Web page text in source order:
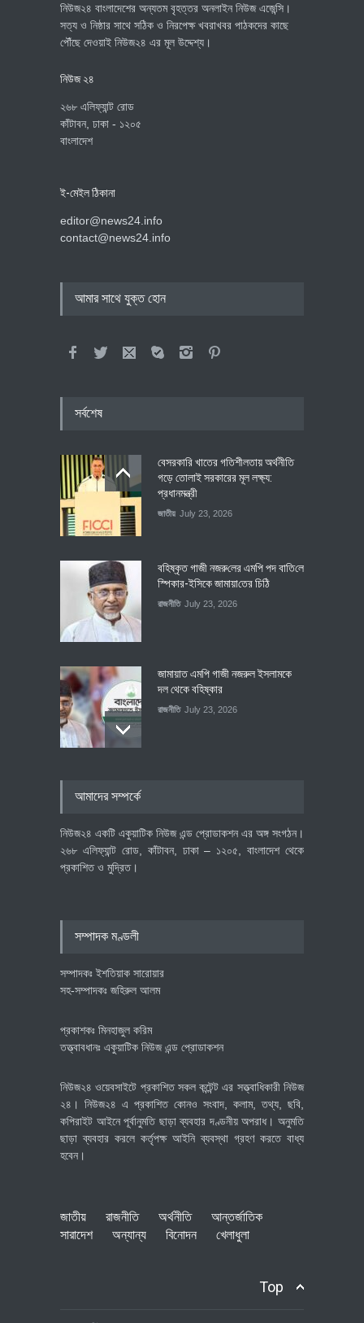
নিউজ২৪ বাংলাদেশের অন্যতম বৃহত্তর অনলাইন নিউজ এজেন্সি।
সত্য ও নিষ্ঠার সাথে সঠিক ও নিরপেক্ষ খবরাখবর পাঠকদের কাছে
পৌঁছে দেওয়াই নিউজ২৪ এর মূল উদ্দেশ্য।
নিউজ ২৪
২৬৮ এলিফ্যান্ট রোড
কাঁটাবন, ঢাকা - ১২০৫
বাংলাদেশ
ই-মেইল ঠিকানা
editor@news24.info
contact@news24.info
আমার সাথে যুক্ত হোন
সর্বশেষ
বেসরকারি খাতের গতিশীলতায় অর্থনীতি
গড়ে তোলাই সরকারের মূল লক্ষ্য:
প্রধানমন্ত্রী
জাতীয় July 23, 2026
বহিষ্কৃত গাজী নজরু‌লের এম‌পি পদ বা‌তি‌লে
স্পিকার-ইসিকে জামায়া‌তের চি‌ঠি
রাজনীতি July 23, 2026
জামায়াত এমপি গাজী নজরুল ইসলামকে
দল থেকে বহিষ্কার
রাজনীতি July 23, 2026
আমাদের সম্পর্কে
নিউজ২৪ একটি একুয়াটিক নিউজ এন্ড প্রোডাকশন এর অঙ্গ সংগঠন।
২৬৮ এলিফ্যান্ট রোড, কাঁটাবন, ঢাকা – ১২০৫, বাংলাদেশ থেকে
প্রকাশিত ও মুদ্রিত।
সম্পাদক মণ্ডলী
সম্পাদকঃ ইশতিয়াক সারোয়ার
সহ-সম্পাদকঃ জহিরুল আলম
প্রকাশকঃ মিনহাজুল করিম
তত্ত্বাবধানঃ একুয়াটিক নিউজ এন্ড প্রোডাকশন
নিউজ২৪ ওয়েবসাইটে প্রকাশিত সকল কন্টেন্ট এর সত্ত্বাধিকারী নিউজ
২৪। নিউজ২৪ এ প্রকাশিত কোনও সংবাদ, কলাম, তথ্য, ছবি,
কপিরাইট আইনে পূর্বানুমতি ছাড়া ব্যবহার দণ্ডনীয় অপরাধ। অনুমতি
ছাড়া ব্যবহার করলে কর্তৃপক্ষ আইনি ব্যবস্থা গ্রহণ করতে বাধ্য
হবেন।
জাতীয় রাজনীতি অর্থনীতি
আন্তর্জাতিক
সারাদেশ
অন্যান্য বিনোদন খেলাধুলা
Top